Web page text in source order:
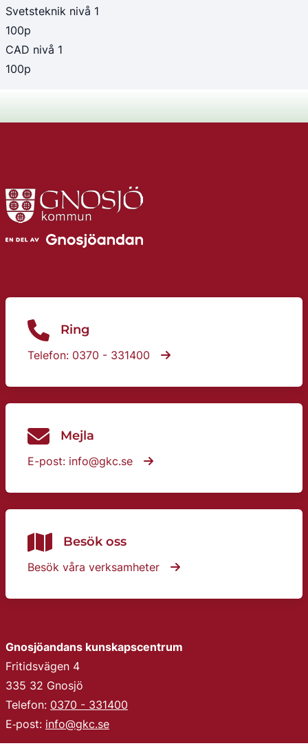
Svetsteknik nivå 1
100p
CAD nivå 1
100p
Ring
Telefon: 0370 - 331400
Mejla
E-post: info@gkc.se
Besök oss
Besök våra verksamheter
Gnosjöandans kunskapscentrum
Fritidsvägen 4
335 32 Gnosjö
Telefon: 0370 - 331400
E‑post: info@gkc.se